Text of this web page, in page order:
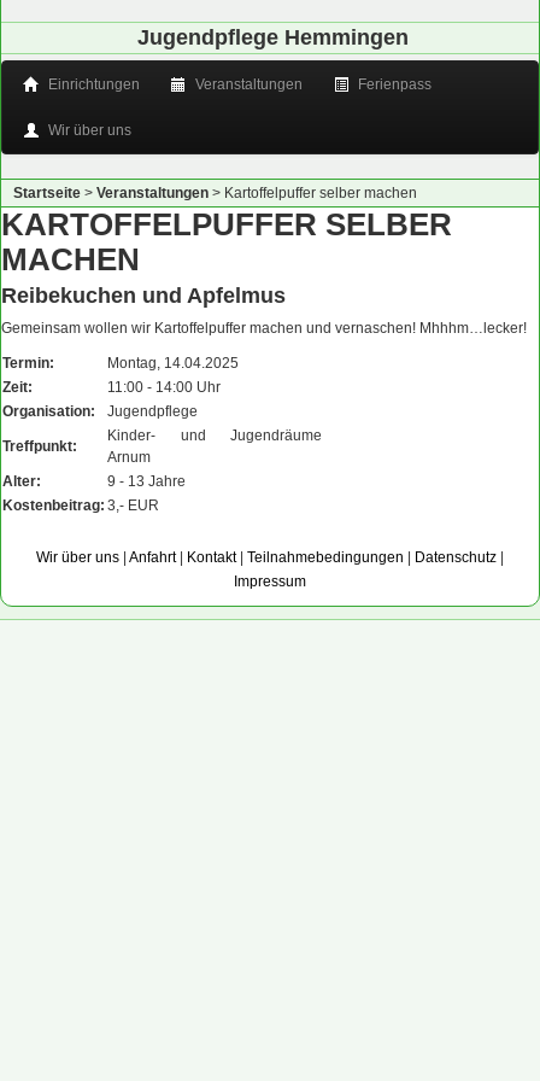
Jugendpflege Hemmingen
Einrichtungen Veranstaltungen Ferienpass
Wir über uns
Startseite > Veranstaltungen > Kartoffelpuffer selber machen
KARTOFFELPUFFER SELBER
MACHEN
Reibekuchen und Apfelmus
Gemeinsam wollen wir Kartoffelpuffer machen und vernaschen! Mhhhm…lecker!
Termin:
Montag, 14.04.2025
Zeit:
11:00 - 14:00 Uhr
Organisation:
Jugendpflege
Treffpunkt:
Kinder- und Jugendräume
Arnum
Alter:
9 - 13 Jahre
Kostenbeitrag: 3,- EUR
Wir über uns Anfahrt| Kontakt| Teilnahmebedingungen Datenschutz
Impressum